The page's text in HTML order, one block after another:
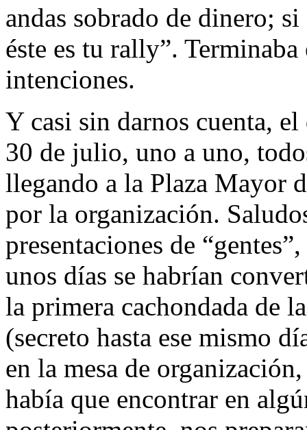
andas sobrado de dinero;
éste es tu rally”.
intenciones.
Y casi sin darnos cuenta,
30 de julio, uno a uno,
llegando a la Plaza Mayor
por la organización.
presentaciones de
unos días se habrían
la primera cachondada de
(secreto hasta ese mismo
en la mesa de
había que encontrar en